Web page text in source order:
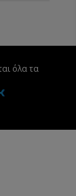
όλα τα